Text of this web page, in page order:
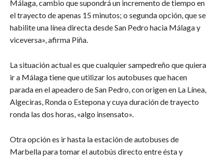
Málaga, cambio que supondrá un incremento de tiempo en
el trayecto de apenas 15 minutos; o segunda opción, que se
habilite una línea directa desde San Pedro hacia Málaga y
viceversa», afirma Piña.
La situación actual es que cualquier sampedreño que quiera
ir a Málaga tiene que utilizar los autobuses que hacen
parada en el apeadero de San Pedro, con origen en La Línea,
Algeciras, Ronda o Estepona y cuya duración de trayecto
ronda las dos horas, «algo insensato».
Otra opción es ir hasta la estación de autobuses de
Marbella para tomar el autobús directo entre ésta y